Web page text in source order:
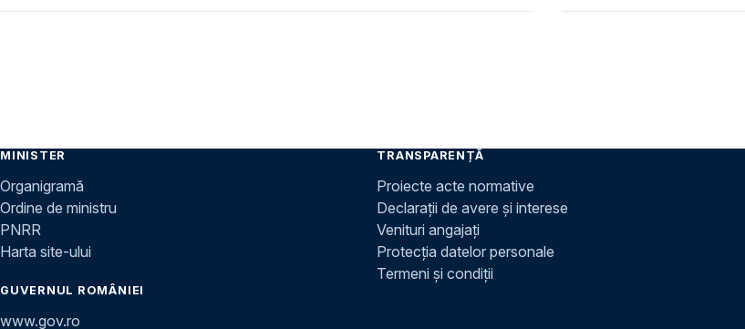
MINISTER
Organigramă
Ordine de ministru
PNRR
Harta site-ului
GUVERNUL ROMÂNIEI
www.gov.ro
TRANSPARENȚĂ
Proiecte acte normative
Declarații de avere și interese
Venituri angajați
Protecția datelor personale
Termeni și condiții